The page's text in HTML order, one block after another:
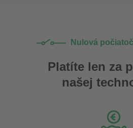
Nulová
Platíte len za
našej